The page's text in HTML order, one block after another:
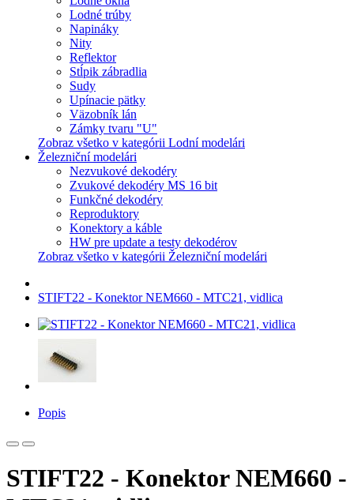
Lodné trúby
Napináky
Nity
Reflektor
Stĺpik zábradlia
Sudy
Upínacie pätky
Väzobník lán
Zámky tvaru "U"
Zobraz všetko v kategórii Lodní modelári
Železniční modelári
Nezvukové dekodéry
Zvukové dekodéry MS 16 bit
Funkčné dekodéry
Reproduktory
Konektory a káble
HW pre update a testy dekodérov
Zobraz všetko v kategórii Železniční modelári
STIFT22 - Konektor NEM660 - MTC21, vidlica
Popis
STIFT22 - Konektor NEM660 -